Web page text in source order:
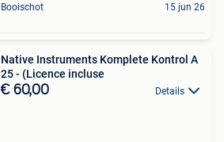
Booischot 15 jun 26
Native Instruments Komplete Kontrol A
25 - (Licence incluse
€ 60,00 Details